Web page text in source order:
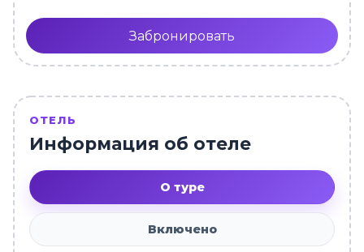
Забронировать
ОТЕЛЬ
Информация об отеле
О туре
Включено